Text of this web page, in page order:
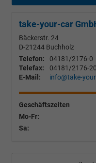
take-your-car
Bäckerstr. 24
D-21244 Buchholz
Telefon:
04181/2176-0
Telefax:
04181/2176-20
E-Mail:
info@take-
Geschäftszeiten
Mo-Fr:
Sa: